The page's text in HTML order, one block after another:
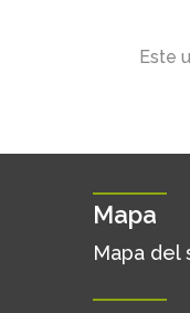
Este
Mapa
Mapa del